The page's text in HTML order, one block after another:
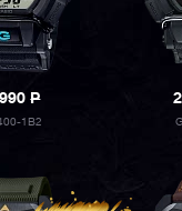
P
1B2